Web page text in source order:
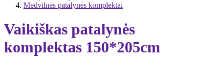
Medvilnės patalynės komplektai
Vaikiškas patalynės
komplektas 150*205cm